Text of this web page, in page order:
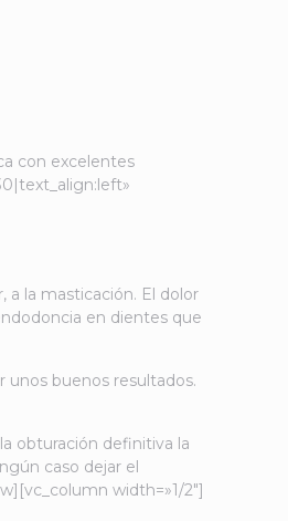
con excelentes
a la masticación. El dolor
en dientes que
buenos resultados.
obturación definitiva la
caso dejar el
width=»1/2″]